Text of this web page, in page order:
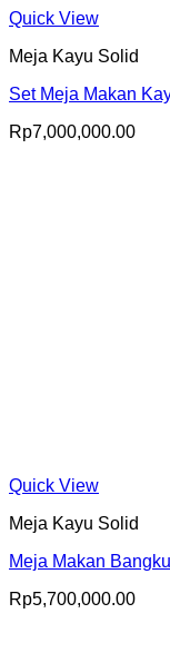
Quick View
Meja Kayu Solid
Set Meja Makan
Rp7,000,000.00
Quick View
Meja Kayu Solid
Meja Makan
Rp5,700,000.00